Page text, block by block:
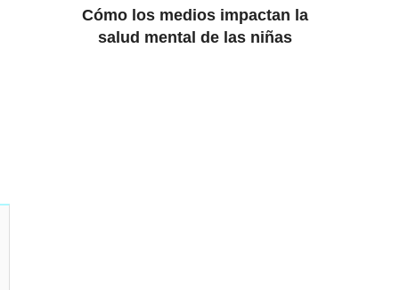
Cómo los medios impactan la
salud mental de las niñas